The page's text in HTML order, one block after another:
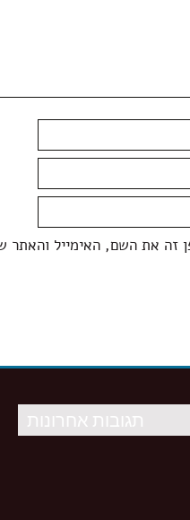
זה את השם, האימייל והאתר
תגובות אחרונות